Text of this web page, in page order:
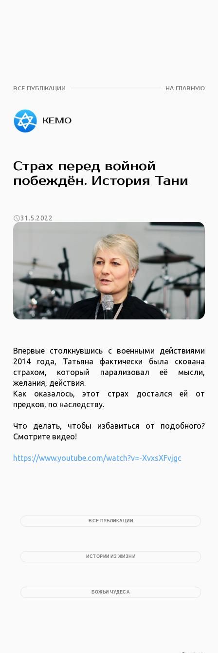
ВСЕ ПУБЛІКАЦИИ НА ГЛАВНУЮ
Страх перед войной
побеждён. История Тани
КЕМО
31.5.2022
Впервые столкнувшись с военными действиями
2014 года, Татьяна фактически была скована
страхом, который парализовал её мысли,
желания, действия.
Как оказалось, этот страх достался ей от
предков, по наследству.
Что делать, чтобы избавиться от подобного?
Смотрите видео!
https://www.youtube.com/watch?v=-XvxsXFvjgc
ВСЕ ПУБЛИКАЦИИ
ИСТОРИИ ИЗ ЖИЗНИ
БОЖЬИ ЧУДЕСА